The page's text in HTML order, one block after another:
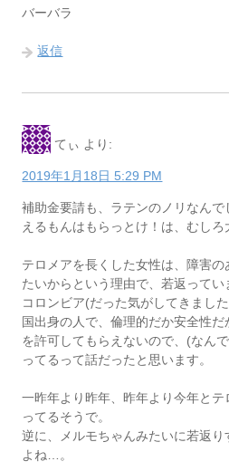
バーバラ
返信
てぃ より:
2019年1月18日 5:29 PM
補助金要請も、ラテンのノリなん
えるもんはもらっとけ！は、むしろ
テロメアを長くした女性は、障害
たいからという理由で、若返ってい
コロンビア(だった気がしてきまし
国出身の人で、倫理的だか安全性
を許可してもらえないので、(なん
ってるって話だったと思います。
一昨年より昨年、昨年より今年と
ってるそうで。
逆に、メルモちゃんみたいに若返
よね…。